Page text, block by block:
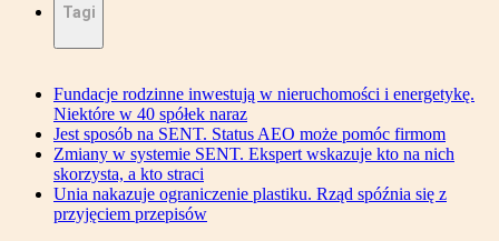
Tagi
Fundacje rodzinne inwestują w nieruchomości i energetykę.
Niektóre w 40 spółek naraz
Jest sposób na SENT. Status AEO może pomóc firmom
Zmiany w systemie SENT. Ekspert wskazuje kto na nich
skorzysta, a kto straci
Unia nakazuje ograniczenie plastiku. Rząd spóźnia się z
przyjęciem przepisów